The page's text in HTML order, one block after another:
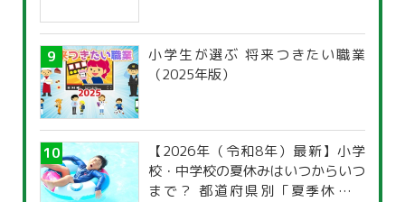
小学生が選ぶ 将来つきたい職業
（2025年版）
【2026年（令和8年）最新】小学
校・中学校の夏休みはいつからいつ
まで？ 都道府県別「夏季休暇一